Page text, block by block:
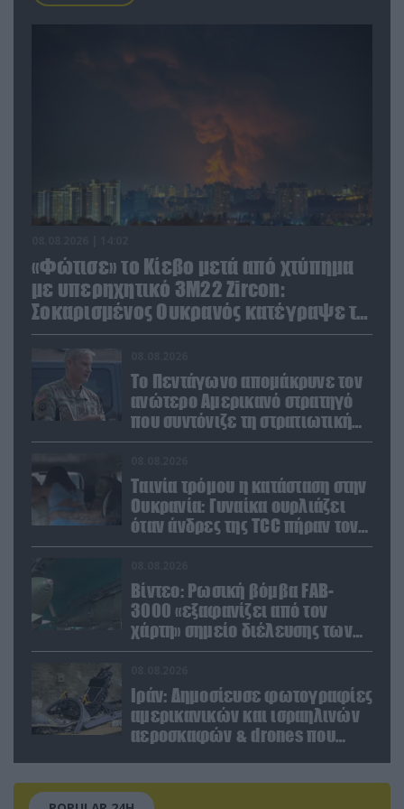
«Φώτισε» το Κίεβο μετά από χτύπημα
με υπερηχητικό 3M22 Zircon:
Σοκαρισμένος Ουκρανός κατέγραψε τη
στιγμή (βίντεο)
Το Πεντάγωνο απομάκρυνε τον
ανώτερο Αμερικανό στρατηγό
που συντόνιζε τη στρατιωτική
βοήθεια προς την Ουκρανία
Ταινία τρόμου η κατάσταση στην
Ουκρανία: Γυναίκα ουρλιάζει
όταν άνδρες της TCC πήραν τον
σύντροφό της (βίντεο)
Βίντεο: Ρωσική βόμβα FAB-
3000 «εξαφανίζει από τον
χάρτη» σημείο διέλευσης των
ουκρανικών δυνάμεων στην
Ιράν: Δημοσίευσε φωτογραφίες
αμερικανικών και ισραηλινών
αεροσκαφών & drones που